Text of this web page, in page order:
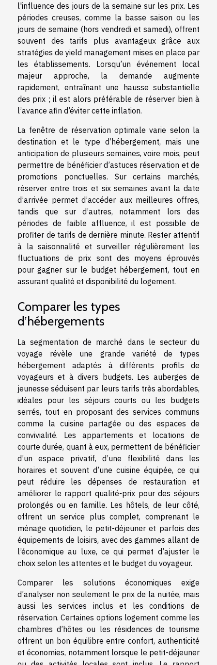
l'influence des jours de la semaine sur les prix. Les
périodes creuses, comme la basse saison ou les
jours de semaine (hors vendredi et samedi), offrent
souvent des tarifs plus avantageux grâce aux
stratégies de yield management mises en place par
les établissements. Lorsqu’un événement local
majeur approche, la demande augmente
rapidement, entraînant une hausse substantielle
des prix ; il est alors préférable de réserver bien à
l’avance afin d’éviter cette inflation.
La fenêtre de réservation optimale varie selon la
destination et le type d’hébergement, mais une
anticipation de plusieurs semaines, voire mois, peut
permettre de bénéficier d’astuces réservation et de
promotions ponctuelles. Sur certains marchés,
réserver entre trois et six semaines avant la date
d’arrivée permet d’accéder aux meilleures offres,
tandis que sur d’autres, notamment lors des
périodes de faible affluence, il est possible de
profiter de tarifs de dernière minute. Rester attentif
à la saisonnalité et surveiller régulièrement les
fluctuations de prix sont des moyens éprouvés
pour gagner sur le budget hébergement, tout en
assurant qualité et disponibilité du logement.
Comparer les types
d’hébergements
La segmentation de marché dans le secteur du
voyage révèle une grande variété de types
hébergement adaptés à différents profils de
voyageurs et à divers budgets. Les auberges de
jeunesse séduisent par leurs tarifs très abordables,
idéales pour les séjours courts ou les budgets
serrés, tout en proposant des services communs
comme la cuisine partagée ou des espaces de
convivialité. Les appartements et locations de
courte durée, quant à eux, permettent de bénéficier
d’un espace privatif, d’une flexibilité dans les
horaires et souvent d’une cuisine équipée, ce qui
peut réduire les dépenses de restauration et
améliorer le rapport qualité-prix pour des séjours
prolongés ou en famille. Les hôtels, de leur côté,
offrent un service plus complet, comprenant le
ménage quotidien, le petit-déjeuner et parfois des
équipements de loisirs, avec des gammes allant de
l’économique au luxe, ce qui permet d’ajuster le
choix selon les attentes et le budget du voyageur.
Comparer les solutions économiques exige
d’analyser non seulement le prix de la nuitée, mais
aussi les services inclus et les conditions de
réservation. Certaines options logement comme les
chambres d’hôtes ou les résidences de tourisme
offrent un bon équilibre entre confort, authenticité
et économies, notamment lorsque le petit-déjeuner